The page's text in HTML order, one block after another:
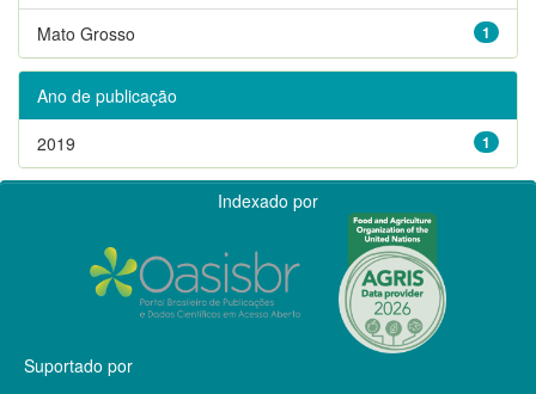
1
Mato Grosso
Ano de publicação
1
2019
Indexado por
Suportado por